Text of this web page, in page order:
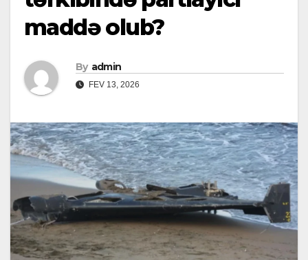
maddə olub?
By admin
FEV 13, 2026